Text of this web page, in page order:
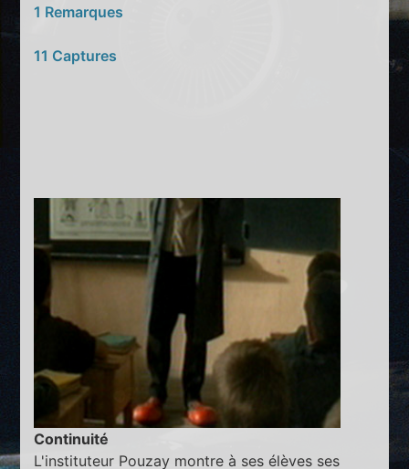
1 Remarques
11 Captures
Continuité
L'instituteur Pouzay montre à ses élèves ses